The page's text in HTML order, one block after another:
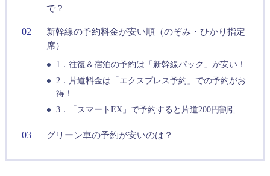
で？
新幹線の予約料金が安い順（のぞみ・ひかり指定
席）
1．往復＆宿泊の予約は「新幹線パック」が安い！
2．片道料金は「エクスプレス予約」での予約がお
得！
3．「スマートEX」で予約すると片道200円割引
グリーン車の予約が安いのは？